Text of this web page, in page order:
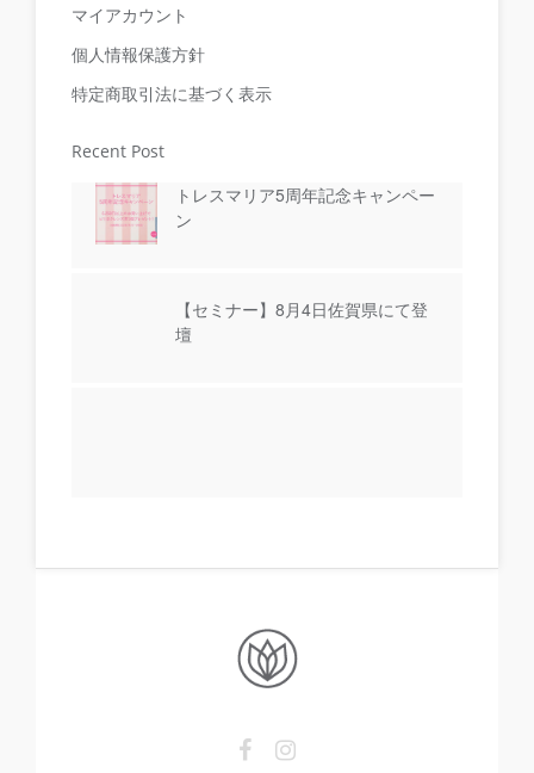
マイアカウント
個人情報保護方針
特定商取引法に基づく表示
Recent Post
トレスマリア5周年記念キャンペー
ン
【セミナー】8月4日佐賀県にて登
壇